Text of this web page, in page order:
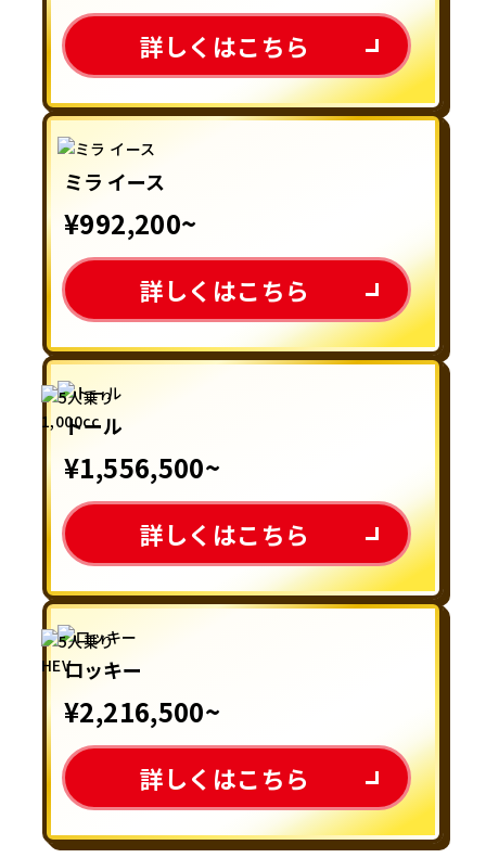
詳しくはこちら
ミラ イース
¥992,200~
詳しくはこちら
トール
¥1,556,500~
詳しくはこちら
ロッキー
¥2,216,500~
詳しくはこちら